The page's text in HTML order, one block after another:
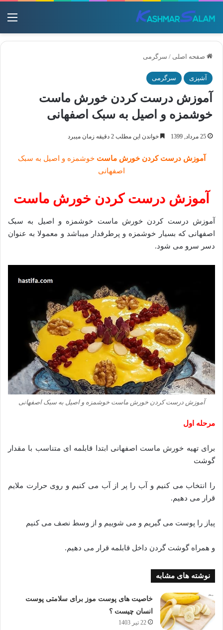
صفحه اصلی / سرگرمی
آشپزی سرگرمی
آموزش درست کردن خورش ماست
خوشمزه و اصیل به سبک اصفهانی
25 مرداد, 1399 خواندن این مطلب 2 دقیقه زمان میبرد
آموزش درست کردن خورش ماست خوشمزه و اصیل به سبک
اصفهانی
آموزش درست کردن خورش ماست
آموزش درست کردن خورش ماست خوشمزه و اصیل به سبک
اصفهانی که بسیار خوشمزه و پرطرفدار میباشد و معمولا به عنوان
دسر سرو می شود.
آموزش درست کردن خورش ماست خوشمزه و اصیل به سبک اصفهانی
مرحله اول
برای تهیه خورش ماست اصفهانی ابتدا قابلمه ای متناسب با مقدار
گوشت
را انتخاب می کنیم و آب را پر از آب می کنیم و روی حرارت ملایم
قرار می دهیم.
پیاز را پوست می گیریم و می شوییم و از وسط نصف می کنیم
و همراه گوشت گردن داخل قابلمه قرار می دهیم.
نوشته های مشابه
خاصیت های پوست موز برای سلامتی پوست
انسان چیست ؟
22 تیر 1403